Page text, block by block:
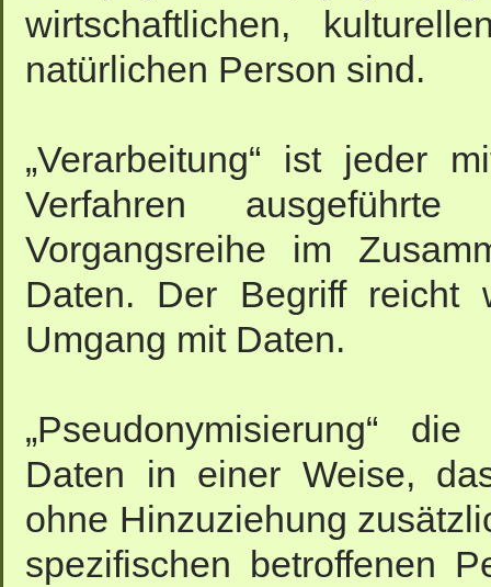
wirtschaftlichen,
natürlichen Person sind.
„Verarbeitung“ ist jeder
Verfahren
Vorgangsreihe im
Daten. Der Begriff reicht
Umgang mit Daten.
„Pseudonymisierung“
Daten in einer Weise,
ohne Hinzuziehung
spezifischen betroffenen